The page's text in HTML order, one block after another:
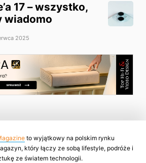
17 – wszystko,
wiadomo
2025
to wyjątkowy na polskim rynku
który łączy ze sobą lifestyle, podróże i
ze światem technologii.